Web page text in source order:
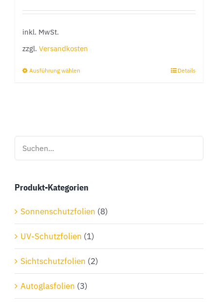
inkl. MwSt.
zzgl. Versandkosten
Ausführung wählen
Die
können
Produktseite
gewählt
werden
Details
Produkt-Kategorien
Sonnenschutzfolien (8)
UV-Schutzfolien (1)
Sichtschutzfolien (2)
Autoglasfolien (3)